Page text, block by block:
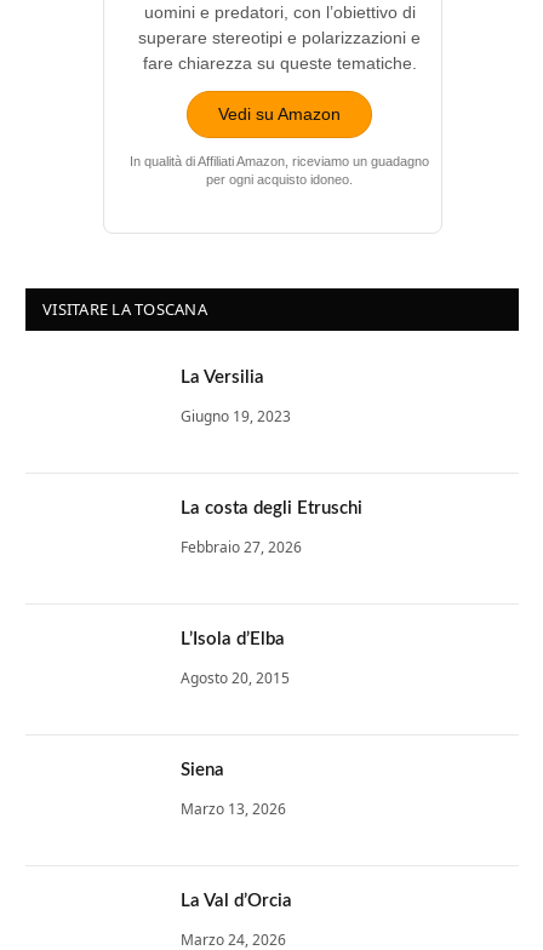
uomini e predatori, con l’obiettivo di
superare stereotipi e polarizzazioni e
fare chiarezza su queste tematiche.
Vedi su Amazon
In qualità di Affiliati Amazon, riceviamo un guadagno
per ogni acquisto idoneo.
VISITARE LA TOSCANA
La Versilia
Giugno 19, 2023
La costa degli Etruschi
Febbraio 27, 2026
L’Isola d’Elba
Agosto 20, 2015
Siena
Marzo 13, 2026
La Val d’Orcia
Marzo 24, 2026